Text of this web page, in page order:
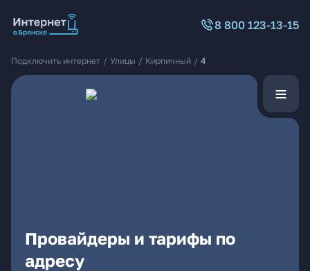
8 800 123-13-15
Подключить интернет / Улицы / Кирпичный / 4
Провайдеры и тарифы по
адресу